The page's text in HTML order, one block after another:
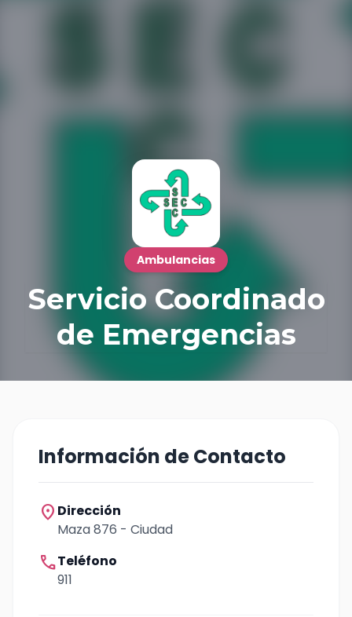
Ambulancias
Servicio Coordinado
de Emergencias
Información de Contacto
location_on Dirección
Maza 876 - Ciudad
callTeléfono
911